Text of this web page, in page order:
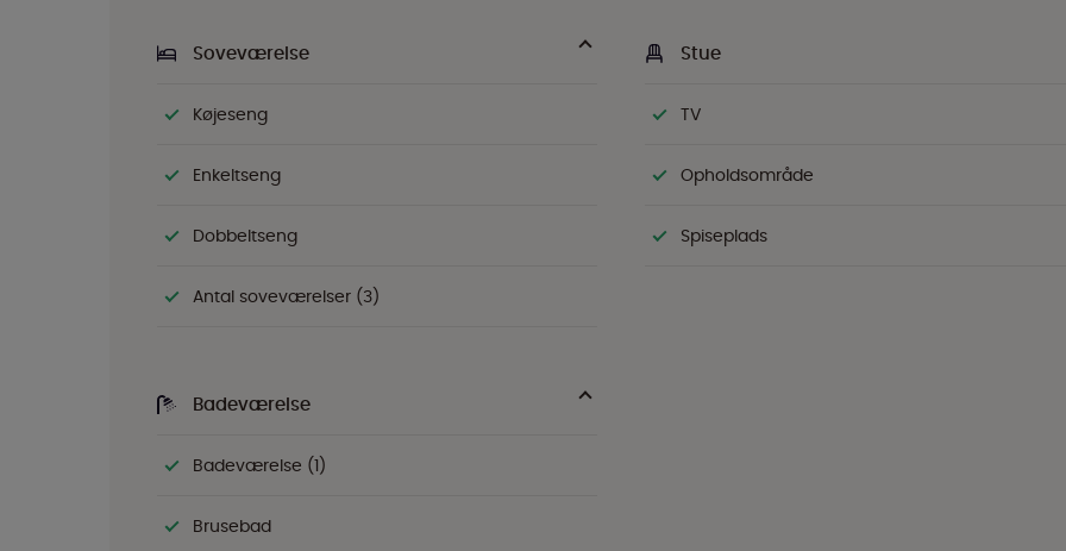
Soveværelse
Køjeseng
Enkeltseng
Dobbeltseng
Antal soveværelser (3)
Stue
TV
Opholdsområde
Spiseplads
Badeværelse
Badeværelse (1)
Brusebad